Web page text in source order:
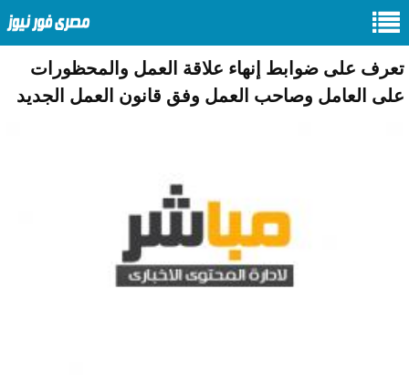
تعرف على ضوابط إنهاء علاقة العمل والمحظورات
على العامل وصاحب العمل وفق قانون العمل الجديد